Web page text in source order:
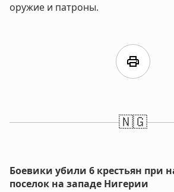
оружие и патроны.
print
🇳🇬
Боевики убили 6 крестьян при
поселок на западе Нигерии